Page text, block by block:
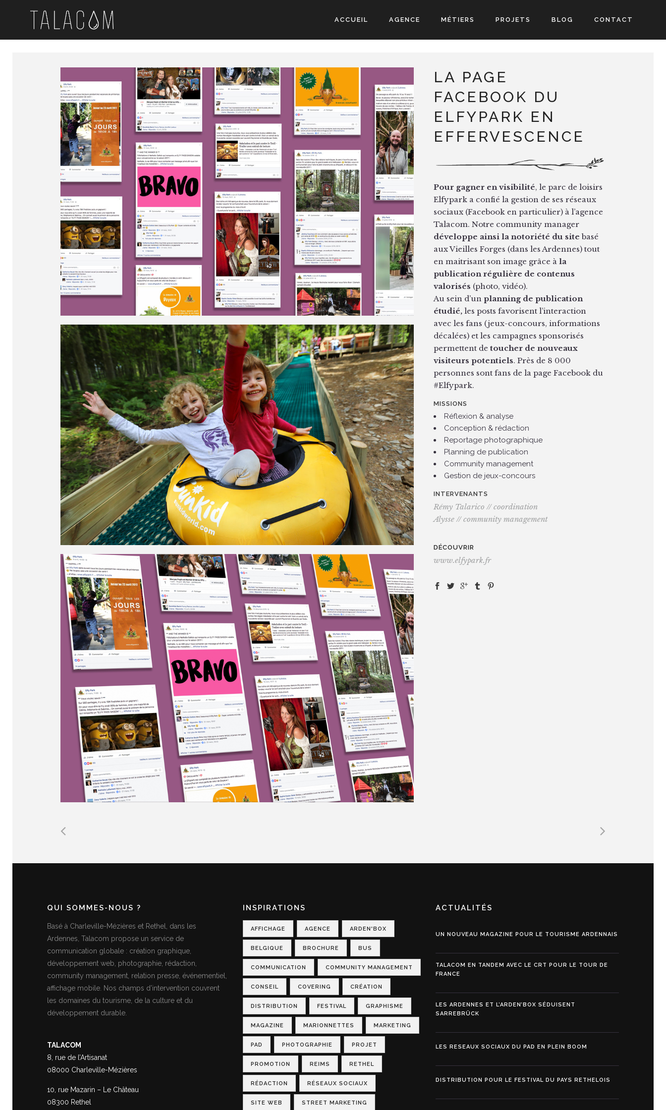
ACCUEIL AGENCE MÉTIERS PROJETS BLOG CONTACT
LA PAGE
FACEBOOK DU
ELFYPARK EN
EFFERVESCENCE
Pour gagner en visibilité, le parc de loisirs
Elfypark a confié la gestion de ses réseaux
sociaux (Facebook en particulier) à l’agence
Talacom. Notre community manager
développe ainsi la notoriété du site basé
aux Vieilles Forges (dans les Ardennes) tout
en maitrisant son image grâce àla
publication régulière de contenus
valorisés (photo, vidéo).
Au sein d’unplanning de publication
étudié, les posts favorisent l’interaction
avec les fans (jeux-concours, informations
décalées) et les campagnes sponsorisés
permettent de toucher de nouveaux
visiteurs potentiels. Près de 8 000
personnes sont fans de la page Facebook du
#Elfypark.
MISSIONS
Réflexion & analyse
Conception & rédaction
Reportage photographique
Planning de publication
Community management
Gestion de jeux-concours
INTERVENANTS
Rémy Talarico // coordination
Alysse // community management
DÉCOUVRIR
www.elfypark.fr
QUI SOMMES-NOUS ?
Basé à Charleville-Mézières et Rethel, dans les
Ardennes, Talacom propose un service de
communication globale : création graphique,
développement web, photographie, rédaction,
community management, relation presse, événementiel,
affichage mobile. Nos champs d’intervention couvrent
les domaines du tourisme, de la culture et du
développement durable.
TALACOM
8, rue de l’Artisanat
08000 Charleville-Mézières
10, rue Mazarin – Le Château
08300 Rethel
INSPIRATIONS
AFFICHAGE AGENCE ARDEN'BOX
BELGIQUE BROCHURE BUS
COMMUNICATION COMMUNITY MANAGEMENT
CONSEIL COVERING CRÉATION
DISTRIBUTION FESTIVAL GRAPHISME
MAGAZINE MARIONNETTES MARKETING
PAD PHOTOGRAPHIE PROJET
PROMOTION REIMS RETHEL
RÉDACTION RÉSEAUX SOCIAUX
SITE WEB STREET MARKETING
ACTUALITÉS
UN NOUVEAU MAGAZINE POUR LE TOURISME ARDENNAIS
TALACOM EN TANDEM AVEC LE CRT POUR LE TOUR DE
FRANCE
LES ARDENNES ET L’ARDEN’BOX SÉDUISENT
SARREBRÜCK
LES RESEAUX SOCIAUX DU PAD EN PLEIN BOOM
DISTRIBUTION POUR LE FESTIVAL DU PAYS RETHELOIS